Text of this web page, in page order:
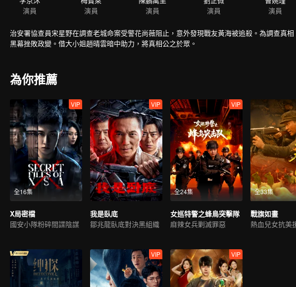
李京沐
演員
治安署協查員宋星野在調查老城命案受警花尚薇阻止，意外發現戰友黃海被追殺。為調查真
黑幕挫敗政變。借大小姐趙晴雲暗中助力，將真相公之於眾。
為你推薦
全16集
VIP
X局密檔
國安小隊粉碎間諜陰謀
VIP
我是臥底
鄒兆龍臥底對決黑組織
全24集
VIP
女巡特警之蜂鳥突擊隊
麻辣女兵剿滅罪惡
全33集
戰旗如畫
VIP VIP